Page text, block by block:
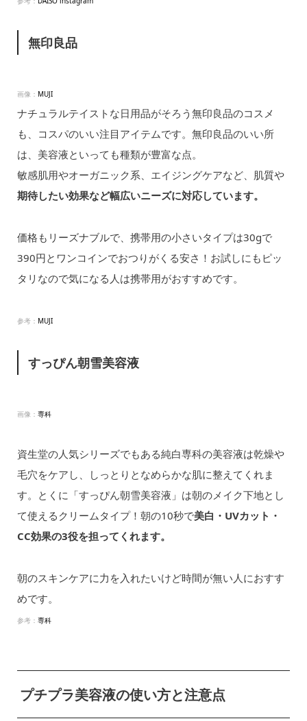
無印良品
画像： MUJI
ナチュラルテイストな日用品がそろう無印良品のコスメ
も、コスパのいい注目アイテムです。無印良品のいい所
は、美容液といっても種類が豊富な点。
敏感肌用やオーガニック系、エイジングケアなど、肌質や
期待したい効果など幅広いニーズに対応しています。
価格もリーズナブルで、携帯用の小さいタイプは30gで
390円とワンコインでおつりがくる安さ！お試しにもピッ
タリなので気になる人は携帯用がおすすめです。
参考： MUJI
すっぴん朝雪美容液
画像： 専科
資生堂の人気シリーズでもある純白専科の美容液は乾燥や
毛穴をケアし、しっとりとなめらかな肌に整えてくれま
す。とくに「すっぴん朝雪美容液」は朝のメイク下地とし
て使えるクリームタイプ！朝の10秒で美白・UVカット・
CC効果の3役を担ってくれます。
朝のスキンケアに力を入れたいけど時間が無い人におすす
めです。
参考： 専科
プチプラ美容液の使い方と注意点